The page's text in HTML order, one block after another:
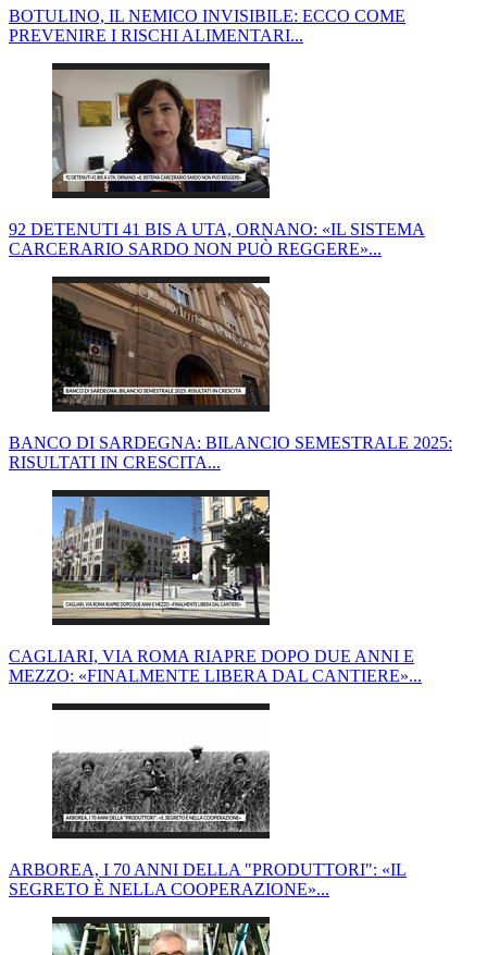
BOTULINO, IL NEMICO INVISIBILE: ECCO COME
PREVENIRE I RISCHI ALIMENTARI...
92 DETENUTI 41 BIS A UTA, ORNANO: «IL SISTEMA
CARCERARIO SARDO NON PUÒ REGGERE»...
BANCO DI SARDEGNA: BILANCIO SEMESTRALE 2025:
RISULTATI IN CRESCITA...
CAGLIARI, VIA ROMA RIAPRE DOPO DUE ANNI E
MEZZO: «FINALMENTE LIBERA DAL CANTIERE»...
ARBOREA, I 70 ANNI DELLA "PRODUTTORI": «IL
SEGRETO È NELLA COOPERAZIONE»...